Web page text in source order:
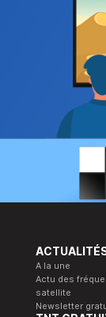
A la une
Actu des
satellite
Newsletter